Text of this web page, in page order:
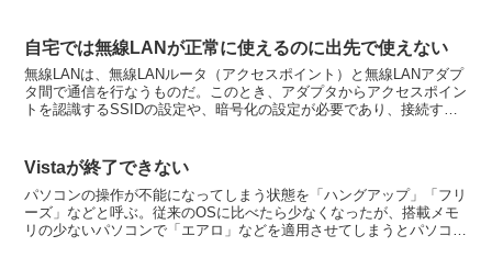
自宅では無線LANが正常に使えるのに出先で使えない
無線LANは、無線LANルータ（アクセスポイント）と無線LANアダプ
タ間で通信を行なうものだ。このとき、アダプタからアクセスポイン
トを認識するSSIDの設定や、暗号化の設定が必要であり、接続する
Vistaが終了できない
パソコンの操作が不能になってしまう状態を「ハングアップ」「フリ
ーズ」などと呼ぶ。従来のOSに比べたら少なくなったが、搭載メモ
リの少ないパソコンで「エアロ」などを適用させてしまうとパソコン